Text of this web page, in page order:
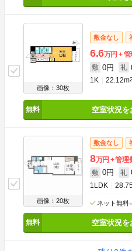
画像：30枚
敷金なし
6.6万円 管
敷 0円 礼
1K 22.12m2
空室状況を
画像：20枚
敷金なし
8万円 管理
敷 0円 礼
1LDK
ネット無料
空室状況を